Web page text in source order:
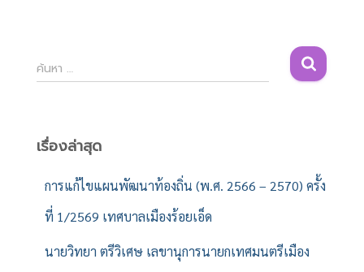
ค้
น
สำ
ค้นหา …
เรื่องล่าสุด
การแก้ไขแผนพัฒนาท้องถิ่น (พ.ศ. 2566 – 2570) ครั้ง
ที่ 1/2569 เทศบาลเมืองร้อยเอ็ด
นายวิทยา ตรีวิเศษ เลขานุการนายกเทศมนตรีเมือง